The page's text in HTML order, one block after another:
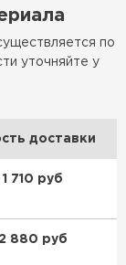
по
уточняйте у
доставки
710 руб
880 руб